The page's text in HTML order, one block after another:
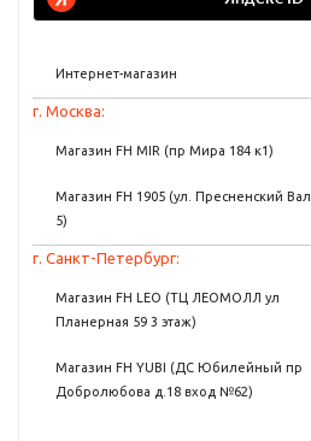
Интернет-магазин
г. Москва:
Магазин FH MIR (пр Мира 184 к1)
Магазин FH 1905 (ул. Пресненский Вал,
5)
г. Санкт-Петербург:
Магазин FH LEO (ТЦ ЛЕОМОЛЛ ул
Планерная 59 3 этаж)
Магазин FH YUBI (ДС Юбилейный пр
Добролюбова д.18 вход №62)